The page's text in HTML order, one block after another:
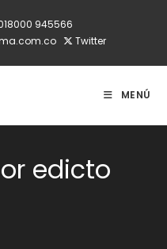
945566
Twitter
MENÚ
edicto